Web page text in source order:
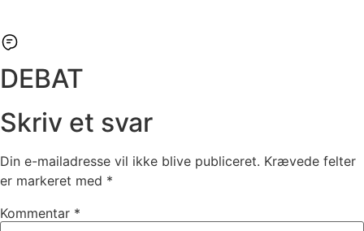
DEBAT
Skriv et svar
Din e-mailadresse vil ikke blive publiceret. Krævede felter
er markeret med *
Kommentar *